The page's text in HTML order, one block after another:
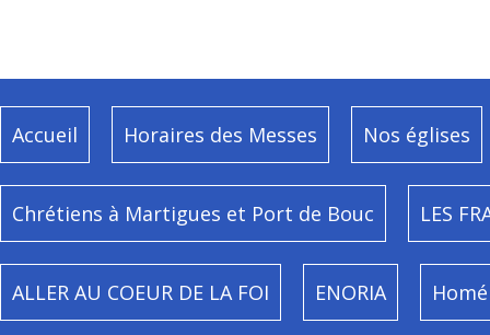
Accueil Horaires des Messes Nos églises
Chrétiens à Martigues et Port de Bouc LES
ALLER AU COEUR DE LA FOI ENORIA